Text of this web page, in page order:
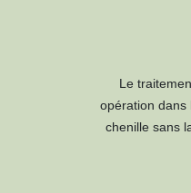
Le
opération dans
chenille sans